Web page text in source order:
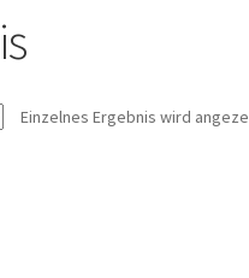
Einzelnes Ergebnis wird